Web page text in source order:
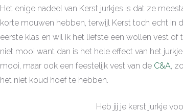
Het enige nadeel van Kerst jurkjes is dat ze
korte mouwen hebben, terwijl Kerst toch echt in
eerste klas en wil ik het liefste een wollen vest of
niet mooi want dan is het hele effect van het
mooi, maar ook een feestelijk vest van de C&A ,
het niet koud hoef te hebben.
Heb jij je kerst jurkje